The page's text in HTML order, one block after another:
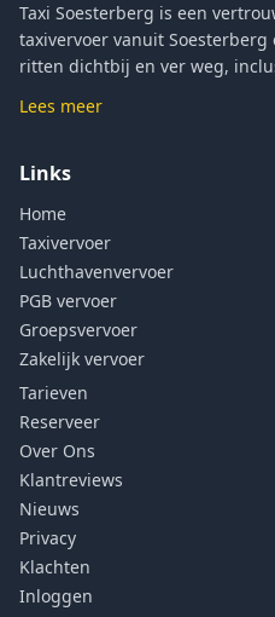
Taxi Soesterberg is een
taxivervoer vanuit
ritten dichtbij en ver weg,
Lees meer
Links
Home
Taxivervoer
Luchthavenvervoer
PGB vervoer
Groepsvervoer
Zakelijk vervoer
Tarieven
Reserveer
Over Ons
Klantreviews
Nieuws
Privacy
Klachten
Inloggen